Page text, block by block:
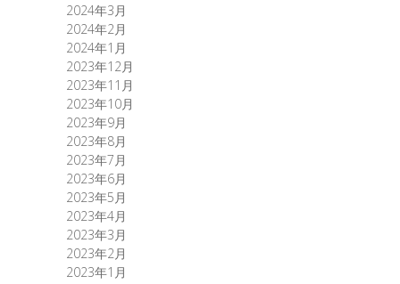
2024年3月
2024年2月
2024年1月
2023年12月
2023年11月
2023年10月
2023年9月
2023年8月
2023年7月
2023年6月
2023年5月
2023年4月
2023年3月
2023年2月
2023年1月